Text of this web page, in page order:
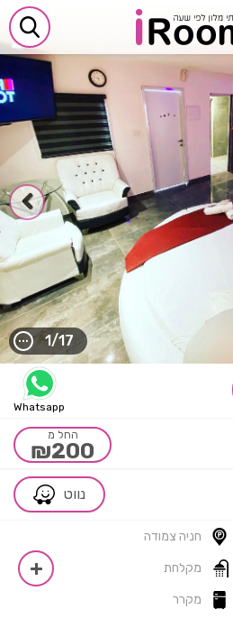
Whatsapp
החל מ
₪200
נווט
1/17
חניה צמודה
מקלחת
מקרר